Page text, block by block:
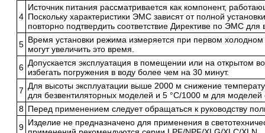
4
Источник питания рассматривается как компонент,
Поскольку характеристики ЭМС зависят от полной
повторно подтвердить соответствие Директиве по ЭМС для
5 Время установки режима измеряется при первом
могут увеличить это время.
6 Допускается эксплуатация в помещении или на открытом
избегать погружения в воду более чем на 30 минут.
7 Для высоты эксплуатации выше 2000 м снижение
для безвентиляторных моделей и 5 °C/1000 м для моделей
8 Перед применением следует обращаться к руководству
9 Изделие не предназначено для применения в